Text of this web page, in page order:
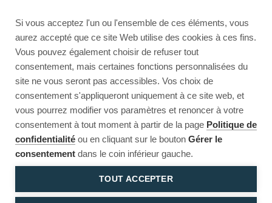
Si vous acceptez l'un ou l'ensemble de ces éléments, vous
aurez accepté que ce site Web utilise des cookies à ces fins.
Vous pouvez également choisir de refuser tout
consentement, mais certaines fonctions personnalisées du
site ne vous seront pas accessibles. Vos choix de
consentement s'appliqueront uniquement à ce site web, et
vous pourrez modifier vos paramètres et renoncer à votre
consentement à tout moment à partir de la page Politique de
confidentialité ou en cliquant sur le bouton Gérer le
consentement dans le coin inférieur gauche.
TOUT ACCEPTER
Reload to try again, or go back.
Reload Back